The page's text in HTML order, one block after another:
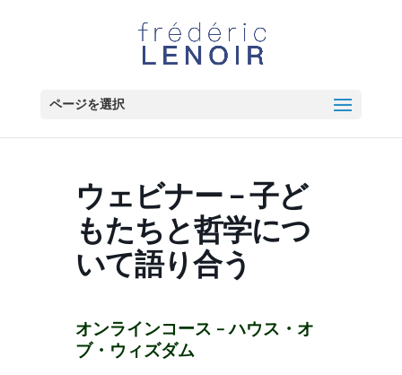
ページを選択
ウェビナー – 子ど
もたちと哲学につ
いて語り合う
オンラインコース –ハウス・オ
ブ・ウィズダム